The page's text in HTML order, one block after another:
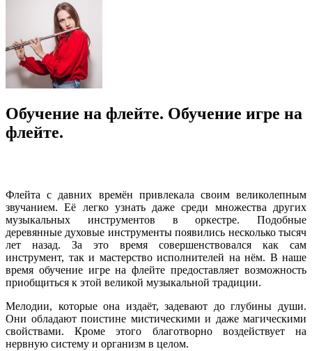
Обучение на флейте. Обучение игре на
флейте.
Флейта с давних времён привлекала своим великолепным
звучанием. Её легко узнать даже среди множества других
музыкальных инструментов в оркестре. Подобные
деревянные духовые инструменты появились несколько тысяч
лет назад. За это время совершенствовался как сам
инструмент, так и мастерство исполнителей на нём. В наше
время обучение игре на флейте предоставляет возможность
приобщиться к этой великой музыкальной традиции.
Мелодии, которые она издаёт, задевают до глубины души.
Они обладают поистине мистическими и даже магическими
свойствами. Кроме этого благотворно воздействует на
нервную систему и организм в целом.